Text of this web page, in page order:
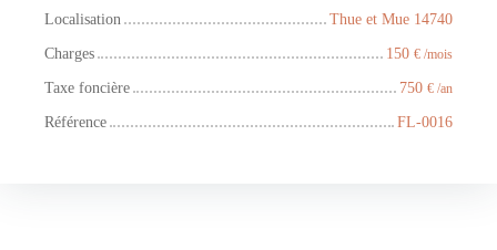
Localisation
Thue et Mue 14740
Charges
150 € /mois
Taxe foncière 750 € /an
Référence FL-0016